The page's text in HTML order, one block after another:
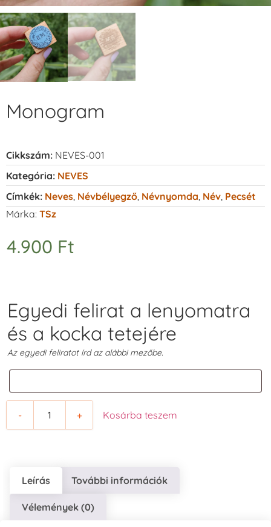
Monogram
Cikkszám: NEVES-001
Kategória: NEVES
Címkék: Neves Névbélyegző Névnyomda Név Pecsét
Márka: TSz
4.900 Ft
Egyedi felirat a lenyomatra
és a kocka tetejére
Az egyedi feliratot írd az alábbi mezőbe.
- + Kosárba teszem
Leírás További információk
Vélemények (0)